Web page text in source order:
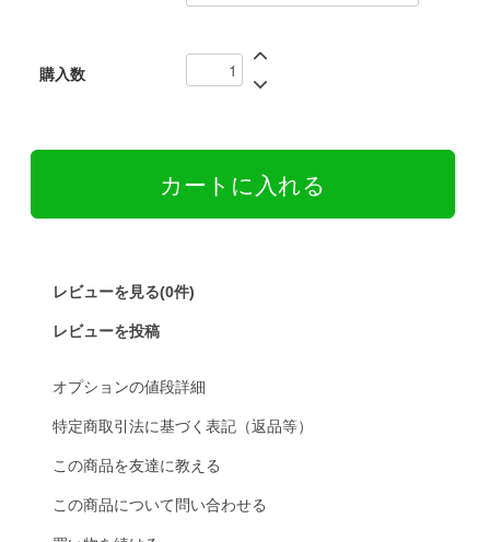
購入数
レビューを見る(0件)
レビューを投稿
オプションの値段詳細
特定商取引法に基づく表記（返品等）
この商品を友達に教える
この商品について問い合わせる